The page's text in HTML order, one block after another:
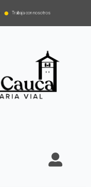
Trabaja con nosotros